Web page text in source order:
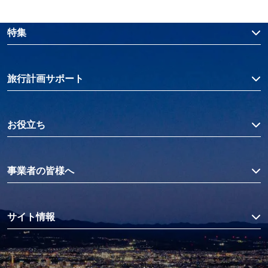
特集
旅行計画サポート
お役立ち
事業者の皆様へ
サイト情報